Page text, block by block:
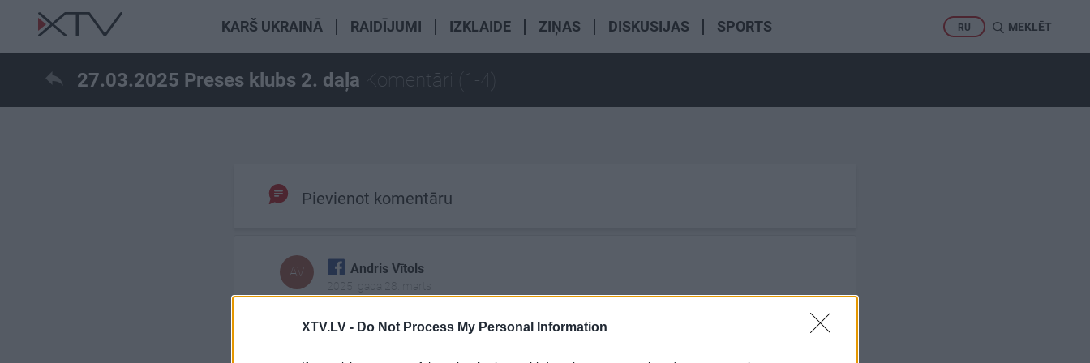
XTV.LV - Do Not Process My Personal Information
KARŠ UKRAINĀ RAIDĪJUMI IZKLAIDE ZIŅAS DISKUSIJAS SPORTS RU MEKLĒT
27.03.2025 Preses klubs 2. daļa Komentāri (1-4)
Pievienot komentāru
AV Andris Vītols
2025. gada 28. marts
no tās ''cenu mazinātāju partijas''. ... Paša partija arī vainīga, ka bija nepilnīgi